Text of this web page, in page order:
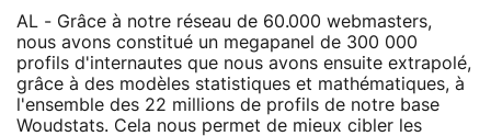
AL - Grâce à notre réseau de 60.000 webmasters,
nous avons constitué un megapanel de 300 000
profils d'internautes que nous avons ensuite extrapolé,
grâce à des modèles statistiques et mathématiques, à
l'ensemble des 22 millions de profils de notre base
Woudstats. Cela nous permet de mieux cibler les